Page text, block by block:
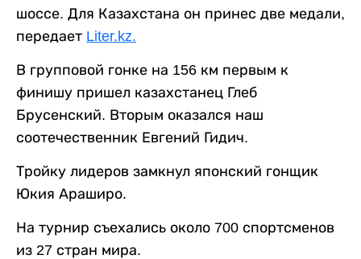
шоссе. Для Казахстана он принес две медали,
передает Liter.kz.
В групповой гонке на 156 км первым к
финишу пришел казахстанец Глеб
Брусенский. Вторым оказался наш
соотечественник Евгений Гидич.
Тройку лидеров замкнул японский гонщик
Юкия Араширо.
На турнир съехались около 700 спортсменов
из 27 стран мира.